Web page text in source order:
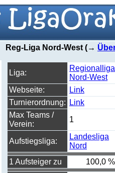
Reg-Liga Nord-West (→
Liga:
Regionalliga
Nord-West
Webseite:
Link
Turnierordnung:
Link
Max Teams /
Verein:
1
Aufstiegsliga:
Landesliga
Nord
1 Aufsteiger zu
100,0 %